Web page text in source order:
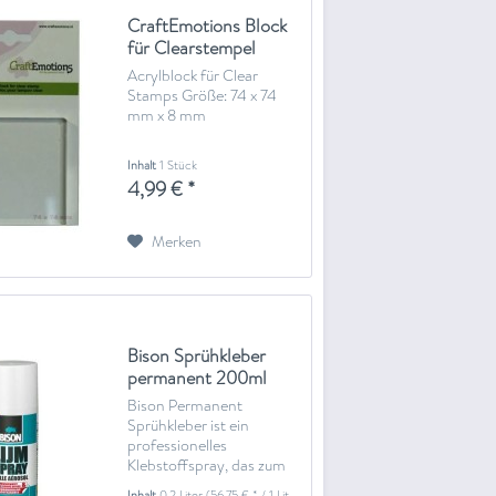
CraftEmotions Block
für Clearstempel
74x74mm - 8mm
Acrylblock für Clear
Stamps Größe: 74 x 74
mm x 8 mm
Inhalt1 Stück
4,99 € *
Merken
Bison Sprühkleber
permanent 200ml
Spray 1308030
Bison Permanent
Sprühkleber ist ein
professionelles
Klebstoffspray, das zum
Kleben von Papier, Pappe,